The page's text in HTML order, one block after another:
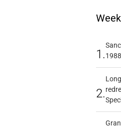
1.
2.